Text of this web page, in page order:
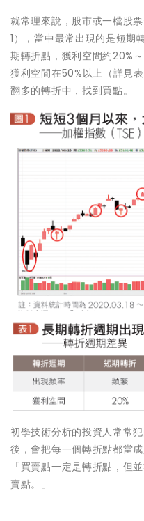
就常理來說，股市或一檔股
1），當中最常出現的是短期
期轉折點，獲利空間約20%
獲利空間在50%以上（詳見
翻多的轉折中，找到買點。
初學技術分析的投資人常常
後，會把每一個轉折點都當
「買賣點一定是轉折點，但
賣點。」